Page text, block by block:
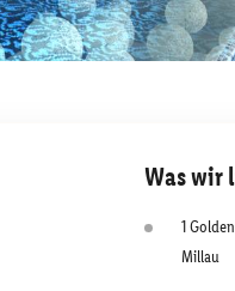
Was wir
1
Millau